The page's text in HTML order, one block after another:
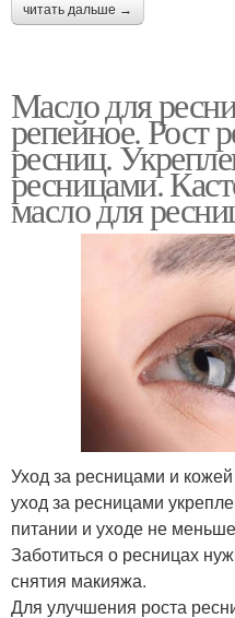
читать дальше →
Масло для
репейное. Рост
ресниц.
ресницами.
масло для
Уход за ресницами и
уход за ресницами
питании и уходе не
Заботиться о ресницах
снятия макияжа.
Для улучшения роста